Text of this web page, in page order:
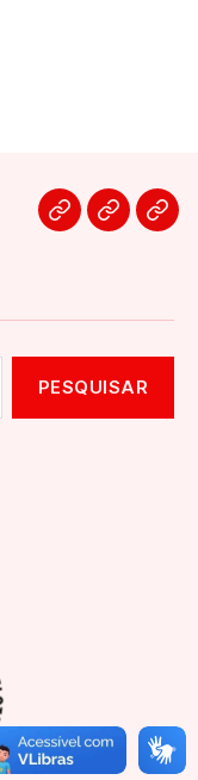
Contato
Sobre